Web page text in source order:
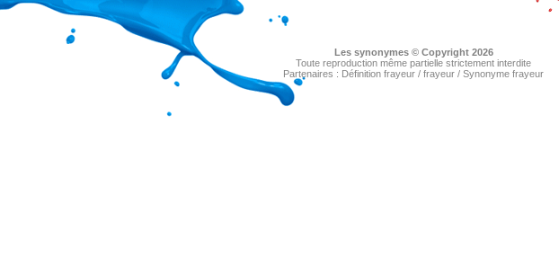
Les synonymes© Copyright 2026
Toute reproduction même partielle strictement interdite
Partenaires : Définition frayeur / frayeur / Synonyme frayeur